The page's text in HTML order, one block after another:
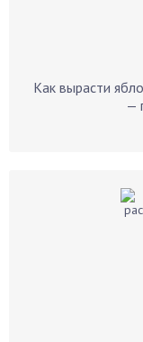
Как вырасти
—